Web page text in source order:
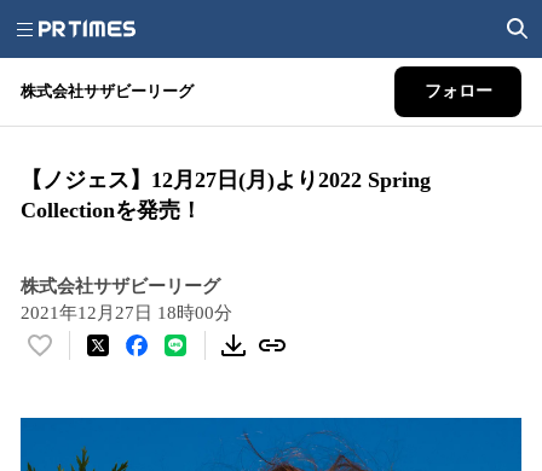
株式会社サザビーリーグ フォロー
【ノジェス】12月27日(月)より2022 Spring
Collectionを発売！
株式会社サザビーリーグ
2021年12月27日 18時00分
い